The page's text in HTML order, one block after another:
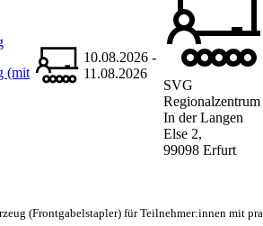
(mit
10.08.2026 -
11.08.2026
SVG
Regionalzentrum
In der Langen
Else 2,
99098 Erfurt
(Frontgabelstapler) für Teilnehmer:innen mit